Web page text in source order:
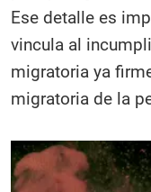
Ese detalle es
vincula al
migratoria ya
migratoria de la